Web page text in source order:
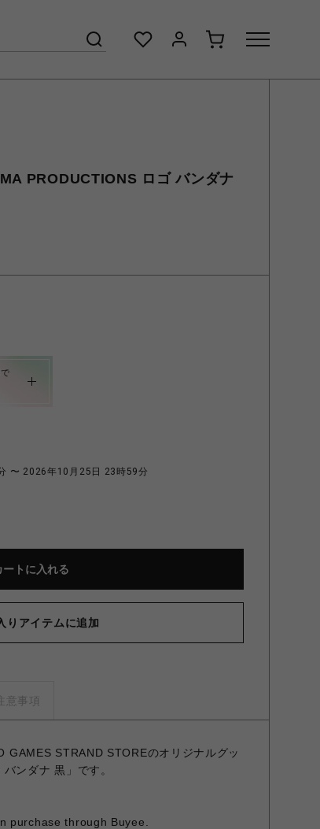
PRODUCTIONS ロゴ バンダナ
〜 2026年10月25日 23時59分
ートに入れる
りアイテムに追加
意事項
GAMES STRAND STOREのオリジナルグッ
ンダナ 黒」です。
purchase through Buyee.